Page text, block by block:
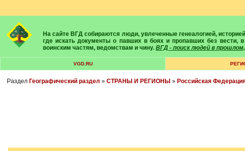
На сайте ВГД собираются люди, увлеченные генеалогией, историей, геральдикой и т.д. Здесь вы найдете собеседников, экспертов, умелых помощников в поисках предков и родственников. Вам подскажут
где искать документы о павших в боях и пропавших без вести,
воинским частям, ведомствам и чину. ВГД - поиск людей в
VGD.RU
Раздел Географический раздел » СТРАНЫ И РЕГИОНЫ » Российская